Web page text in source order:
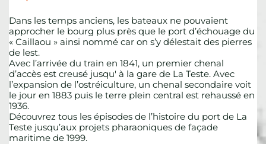
Dans les temps anciens, les bateaux ne pouvaient
approcher le bourg plus près que le port d’échouage du
« Caillaou » ainsi nommé car on s’y délestait des pierres
de lest.
Avec l’arrivée du train en 1841, un premier chenal
d’accès est creusé jusqu' à la gare de La Teste. Avec
l’expansion de l’ostréiculture, un chenal secondaire voit
le jour en 1883 puis le terre plein central est rehaussé en
1936.
Découvrez tous les épisodes de l’histoire du port de La
Teste jusqu’aux projets pharaoniques de façade
maritime de 1999.